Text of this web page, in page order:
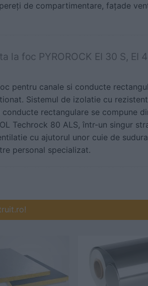
de compartimentare, faţade
la foc PYROROCK EI 30 S, EI
pentru canale si conducte
Sistemul de izolatie cu
rectangulare se compune
Techrock 80 ALS, într-un singur
cu ajutorul unor cuie de
personal specializat.